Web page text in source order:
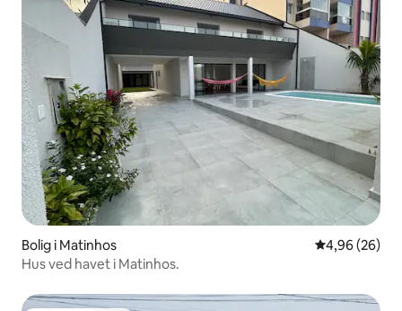
Bolig i Matinhos 4,96 ud af 5 i
4,96 (26)
Hus ved havet i Matinhos.